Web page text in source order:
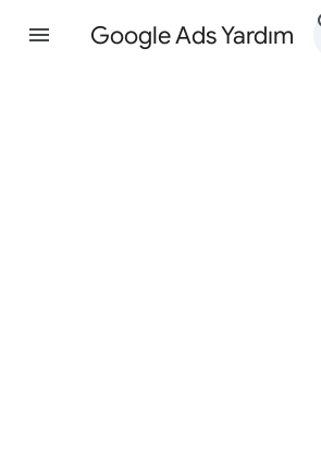
Google Ads Yardım